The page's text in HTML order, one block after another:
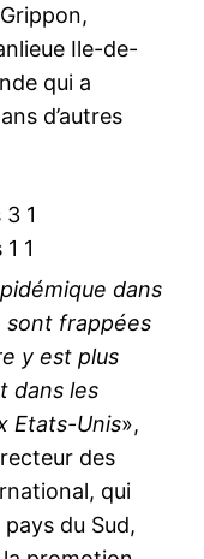
Ile-de-
qui a
d’autres
dans
sont frappées
y est plus
dans les
Etats-Unis»,
des
qui
du Sud,